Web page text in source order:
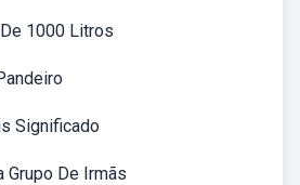
1000 Litros
Significado
Grupo De Irmãs